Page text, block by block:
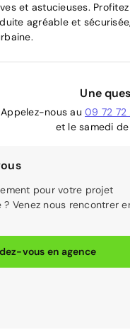
et astucieuses.
agréable et
Une
Appelez-nous au 09 72
et le samedi
pour votre projet
Venez nous rencontrer
vous en agence